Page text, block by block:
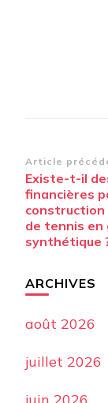
d’article
Article
Existe-t-il
financières
construction
de tennis en
synthétique
ARCHIVES
août 2026
juillet 2026